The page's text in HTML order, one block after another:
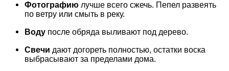
Фотографию лучше всего сжечь. Пепел развеять
по ветру или смыть в реку.
Воду после обряда выливают под дерево.
Свечи дают догореть полностью, остатки воска
выбрасывают за пределами дома.